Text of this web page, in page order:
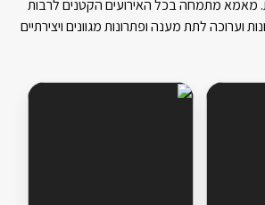
מאמא מתמחה בכל האירועים הקטנים לרבות
וערוכה לתת מענה ופתרונות מגוונים ויצירתיים